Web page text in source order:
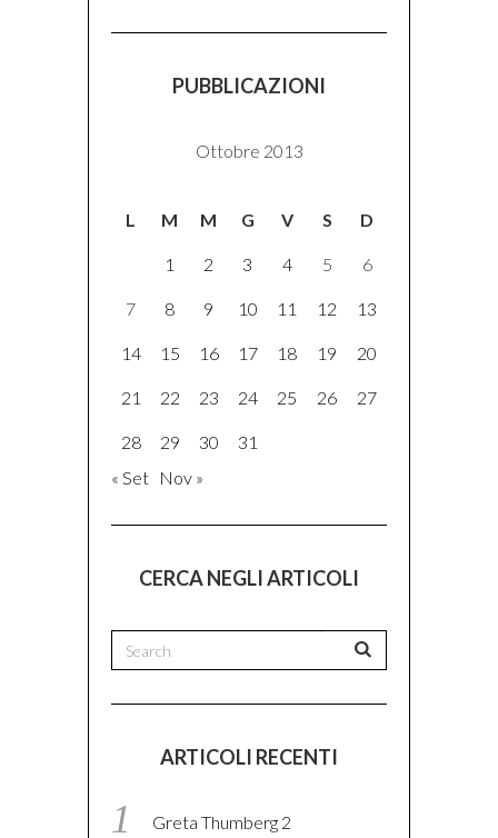
PUBBLICAZIONI
Ottobre 2013
L M M G V S D
1 2 3 4 5 6
7 8 9 10 11 12 13
14 15 16 17 18 19 20
21 22 23 24 25 26 27
28 29 30
31
« Set Nov »
CERCA NEGLI ARTICOLI
ARTICOLI RECENTI
Greta Thumberg 2